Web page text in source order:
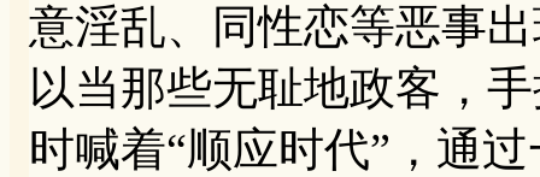
意淫乱、同性恋等恶事
以当那些无耻地政客，
时喊着“顺应时代”，通